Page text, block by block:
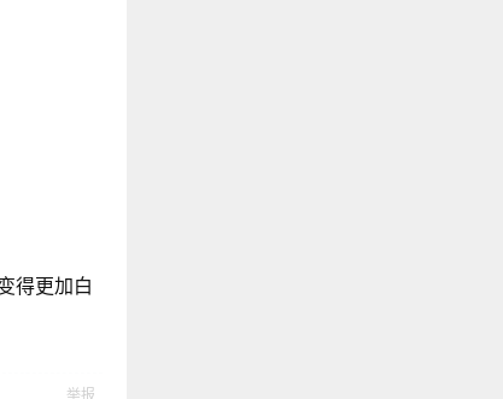
得更加白
举报